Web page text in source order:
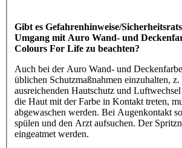
Gibt es Gefahrenhinweise/
Umgang mit Auro Wand- und
Colours For Life zu beachten?
Auch bei der Auro Wand- und
üblichen Schutzmaßnahmen einzuhalten,
ausreichenden Hautschutz und
die Haut mit der Farbe in Kontakt treten,
abgewaschen werden. Bei Augenkontakt
spülen und den Arzt aufsuchen. Der
eingeatmet werden.